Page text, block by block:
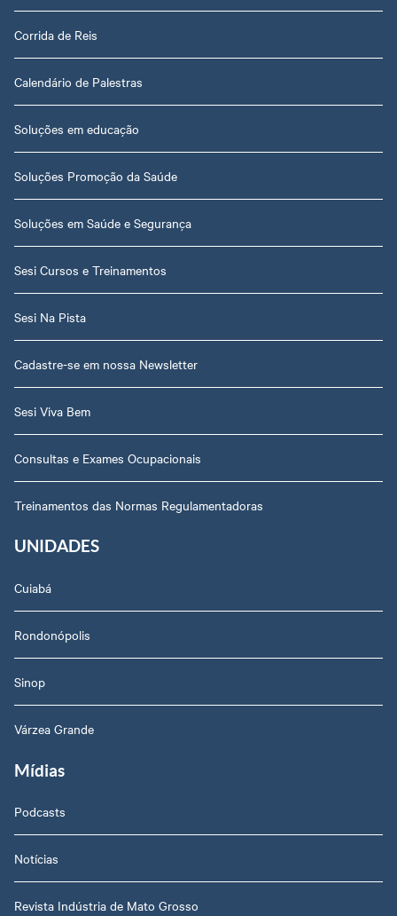
Corrida de Reis
Calendário de Palestras
Soluções em educação
Soluções Promoção da Saúde
Soluções em Saúde e Segurança
Sesi Cursos e Treinamentos
Sesi Na Pista
Cadastre-se em nossa Newsletter
Sesi Viva Bem
Consultas e Exames Ocupacionais
Treinamentos das Normas Regulamentadoras
UNIDADES
Cuiabá
Rondonópolis
Sinop
Várzea Grande
Mídias
Podcasts
Notícias
Revista Indústria de Mato Grosso